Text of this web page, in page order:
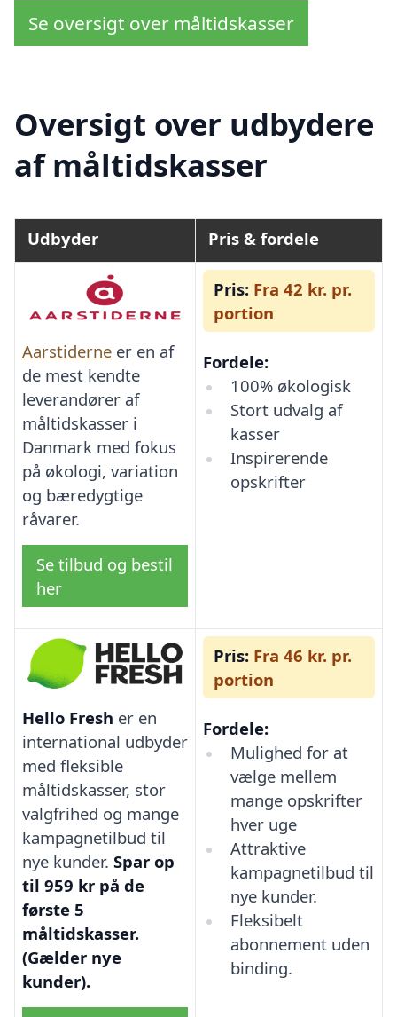
Se oversigt over måltidskasser
Oversigt over udbydere
af måltidskasser
Udbyder Pris & fordele
Aarstiderne er en af
de mest kendte
leverandører af
måltidskasser i
Danmark med fokus
på økologi, variation
og bæredygtige
råvarer.
Se tilbud og bestil
her
Pris: Fra 42 kr. pr.
portion
Fordele:
100% økologisk
Stort udvalg af
kasser
Inspirerende
opskrifter
Hello Fresh er en
international udbyder
med fleksible
måltidskasser, stor
valgfrihed og mange
kampagnetilbud til
nye kunder. Spar op
til 959 kr på de
første 5
måltidskasser.
(Gælder nye
kunder).
Pris: Fra 46 kr. pr.
portion
Fordele:
Mulighed for at
vælge mellem
mange opskrifter
hver uge
Attraktive
kampagnetilbud til
nye kunder.
Fleksibelt
abonnement uden
binding.